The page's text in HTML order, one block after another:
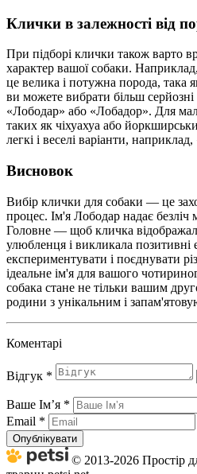
Клички в залежності від
При підборі клички також варто
характер вашої собаки.
це велика і потужна порода, така
ви можете вибрати більш серйозні
«Лободар» або «Лобадор». Для
таких як чіхуахуа або
легкі і веселі варіанти,
Висновок
Вибір клички для собаки — це
процес. Ім'я Лободар надає безліч
Головне — щоб кличка
улюбленця і викликала позитивні
експериментувати і поєднувати
ідеальне ім'я для вашого
собака стане не тільки вашим
родини з унікальним і
Коментарі
Відгук *
Ваше Імʼя *
Email *
Опублікувати
© 2013-2026 Простір